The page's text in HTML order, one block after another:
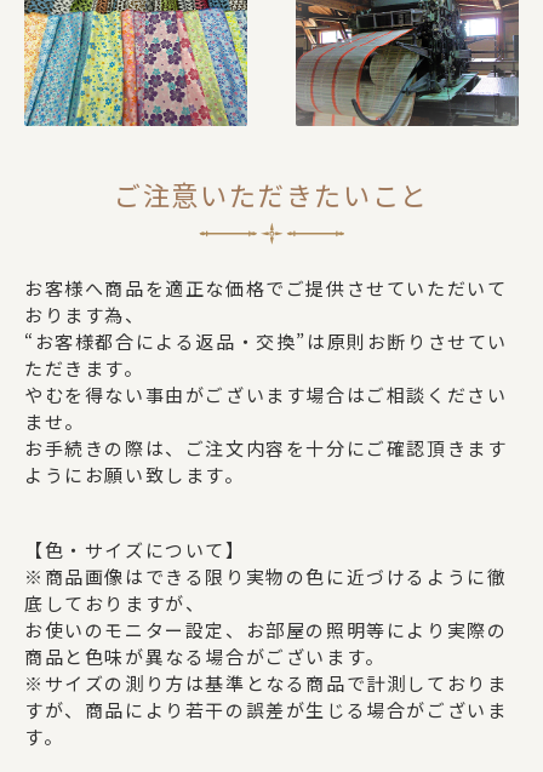
ご注意いただきたいこと
お客様へ商品を適正な価格でご提供させていただいて
おります為、
“お客様都合による返品・交換”は原則お断りさせてい
ただきます。
やむを得ない事由がございます場合はご相談ください
ませ。
お手続きの際は、ご注文内容を十分にご確認頂きます
ようにお願い致します。
【色・サイズについて】
※商品画像はできる限り実物の色に近づけるように徹
底しておりますが、
お使いのモニター設定、お部屋の照明等により実際の
商品と色味が異なる場合がございます。
※サイズの測り方は基準となる商品で計測しておりま
すが、商品により若干の誤差が生じる場合がございま
す。